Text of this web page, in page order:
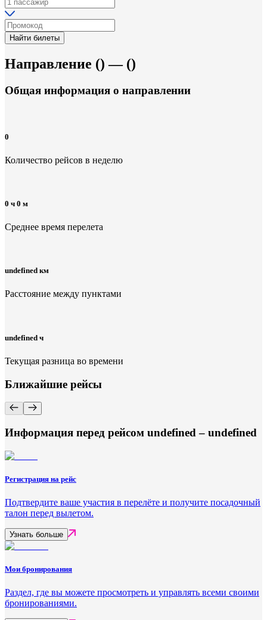
Найти билеты
Направление () — ()
Общая информация о направлении
0
Количество рейсов в неделю
0 ч 0 м
Среднее время перелета
undefined км
Расстояние между пунктами
undefined ч
Текущая разница во времени
Ближайшие рейсы
Информация перед рейсом undefined – undefined
Регистрация на рейс
Подтвердите ваше участия в перелёте и получите посадочный
талон перед вылетом.
Узнать больше
Мои бронирования
Раздел, где вы можете просмотреть и управлять всеми своими
бронированиями.